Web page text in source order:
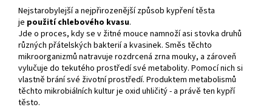
Nejstarobylejší a nejpřirozenější způsob kypření těsta
je použití chlebového kvasu.
Jde o proces, kdy se v žitné mouce namnoží asi stovka druhů
různých přátelských bakterií a kvasinek. Směs těchto
mikroorganizmů natravuje rozdrcená zrna mouky, a zároveň
vylučuje do tekutého prostředí své metabolity. Pomocí nich si
vlastně brání své životní prostředí. Produktem metabolismů
těchto mikrobiálních kultur je oxid uhličitý - a právě ten kypří
těsto.